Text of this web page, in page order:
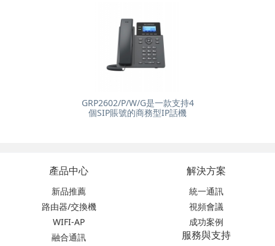
GRP2602/P/W/G是一款支持4
個SIP賬號的商務型IP話機
產品中心
新品推薦
路由器/交換機
WIFI-AP
融合通訊
解決方案
統一通訊
視頻會議
成功案例
服務與支持